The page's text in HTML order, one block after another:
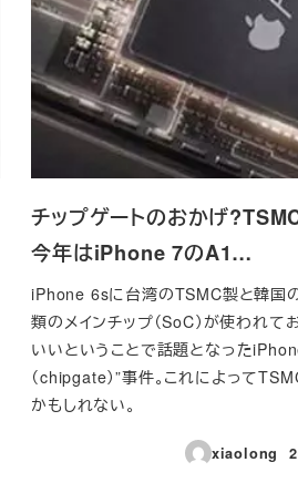
チップゲートのおかげ
今年はiPhone 7のA1…
iPhone 6sに台湾のTSMC製と韓国
類のメインチップ（SoC）が使われ
いいということで話題となった
（chipgate）”事件。これによって
かもしれない。
xiaolong